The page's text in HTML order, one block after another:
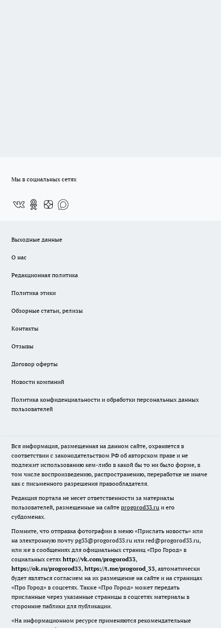
Мы в социальных сетях
Выходные данные
О нас
Редакционная политика
Политика этики
Обзорные статьи, релизы
Контакты
Отзывы
Договор оферты
Новости компаний
Политика конфиденциальности и обработки персональных данных
пользователей
Вся информация, размещенная на данном сайте, охраняется в
соответствии с законодательством РФ об авторском праве и не
подлежит использованию кем-либо в какой бы то ни было форме, в
том числе воспроизведению, распространению, переработке не иначе
как с письменного разрешения правообладателя.
Редакция портала не несет ответственности за материалы
пользователей, размещенные на сайте progorod33.ru и его
субдоменах.
Помните, что отправка фотографии в меню «Прислать новость» или
на электронную почту pg33@progorod33.ru или red@progorod33.ru,
или же в сообщениях для официальных страниц «Про Город» в
социальных сетях http://vk.com/progorod33,
https://ok.ru/progorod33, https://t.me/progorod_33, автоматически
будет являться согласием на их размещение на сайте и на страницах
«Про Город» в соцсетях. Также «Про Город» может передать
присланные через указанные страницы в соцсетях материалы в
сторонние паблики для публикации.
«На информационном ресурсе применяются рекомендательные